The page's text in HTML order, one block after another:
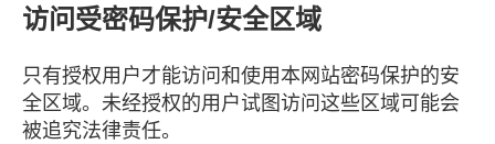
访问受密码保护/安全区域
只有授权用户才能访问和使用本网站密码保护的安
全区域。未经授权的用户试图访问这些区域可能会
被追究法律责任。